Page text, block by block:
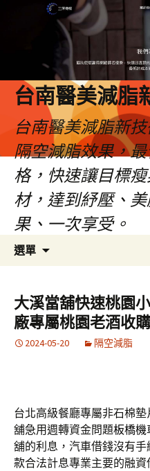
台南醫美減脂
台南醫美減脂新
隔空減脂效果，
格，快速讓目標
材，達到紓壓、
果、一次享受。
選單
容
大溪當舖快速桃園
廠專屬桃園老酒收購
2024-05-20 隔空減脂
台北高級餐廳專屬非石棉墊
舖急用週轉資金問題板橋機
舖的利息，汽車借錢沒有
款合法計息專業主要的融